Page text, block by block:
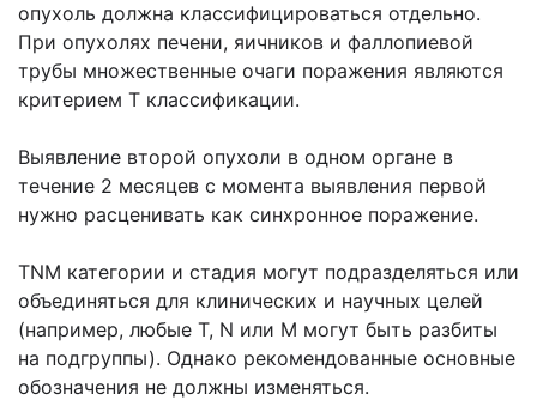
опухоль должна классифицироваться отдельно.
При опухолях печени, яичников и фаллопиевой
трубы множественные очаги поражения являются
критерием Т классификации.
Выявление второй опухоли в одном органе в
течение 2 месяцев с момента выявления первой
нужно расценивать как синхронное поражение.
TNM категории и стадия могут подразделяться или
объединяться для клинических и научных целей
(например, любые Т, N или М могут быть разбиты
на подгруппы). Однако рекомендованные основные
обозначения не должны изменяться.